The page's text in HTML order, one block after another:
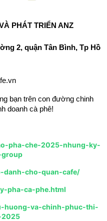
PHÁT TRIỂN ANZ
2, quận Tân Bình, Tp Hồ
bạn trên con đường chinh
doanh cà phê!
pha-che-2025-nhung-ky-
danh-cho-quan-cafe/
pha-ca-phe.html
huong-va-chinh-phuc-thi-